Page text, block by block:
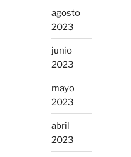
agosto
2023
junio
2023
mayo
2023
abril
2023